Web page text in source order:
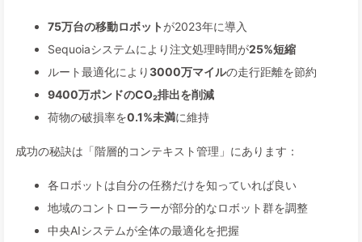
75万台の移動ロボットが2023年に導入
Sequoiaシステムにより注文処理時間が25%短縮
ルート最適化により3000万マイルの走行距離を節約
9400万ポンドのCO₂排出を削減
荷物の破損率を0.1%未満に維持
成功の秘訣は「階層的コンテキスト管理」にあります：
各ロボットは自分の任務だけを知っていれば良い
地域のコントローラーが部分的なロボット群を調整
中央AIシステムが全体の最適化を把握